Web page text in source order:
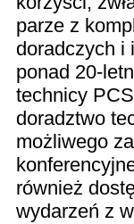
parze z
doradczych i
ponad 20-
technicy
doradztwo
możliwego
również
wydarzeń z